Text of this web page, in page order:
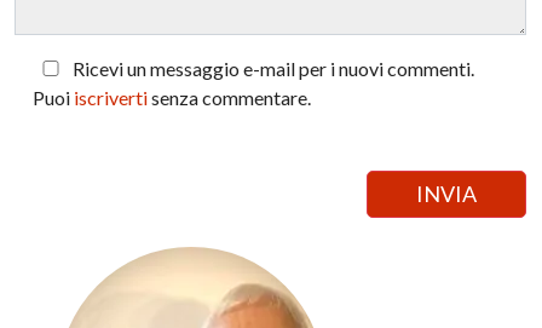
Ricevi un messaggio e-mail per i nuovi commenti.
Puoi iscrivertisenza commentare.